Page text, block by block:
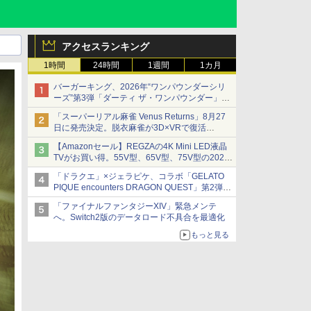
アクセスランキング
1時間 24時間 1週間 1カ月
バーガーキング、2026年“ワンパウンダーシリ
ーズ”第3弾「ダーティ ザ・ワンパウンダー」を
8月7日発売
「特製ガーリックマヨソース」を使用した超大
型チーズバーガー
「スーパーリアル麻雀 Venus Returns」8月27
日に発売決定。脱衣麻雀が3D×VRで復活
発売から2週間は20%オフになるセールが実施
【Amazonセール】REGZAの4K Mini LED液晶
TVがお買い得。55V型、65V型、75V型の2026
年モデルがラインナップ
「ドラクエ」×ジェラピケ、コラボ「GELATO
PIQUE encounters DRAGON QUEST」第2弾が
本日発売
アイスカップに入ったスライムやわたぼう、ベ
ビーサタンなどがオリジナルアートで登場
「ファイナルファンタジーXIV」緊急メンテ
へ。Switch2版のデータロード不具合を最適化
もっと見る